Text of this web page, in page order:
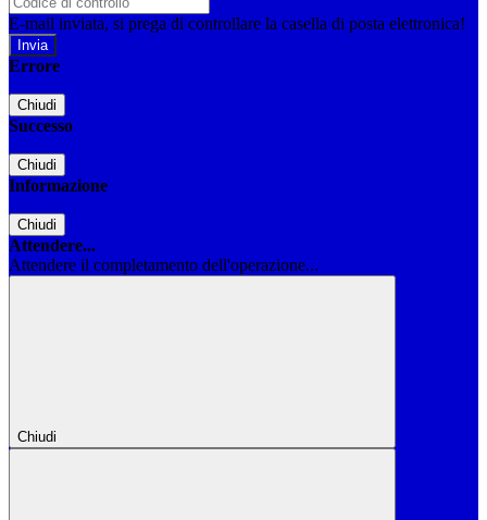
E-mail inviata, si prega di controllare la casella di posta elettronica!
Errore
Chiudi
Successo
Chiudi
Informazione
Chiudi
Attendere...
Attendere il completamento dell'operazione...
Chiudi